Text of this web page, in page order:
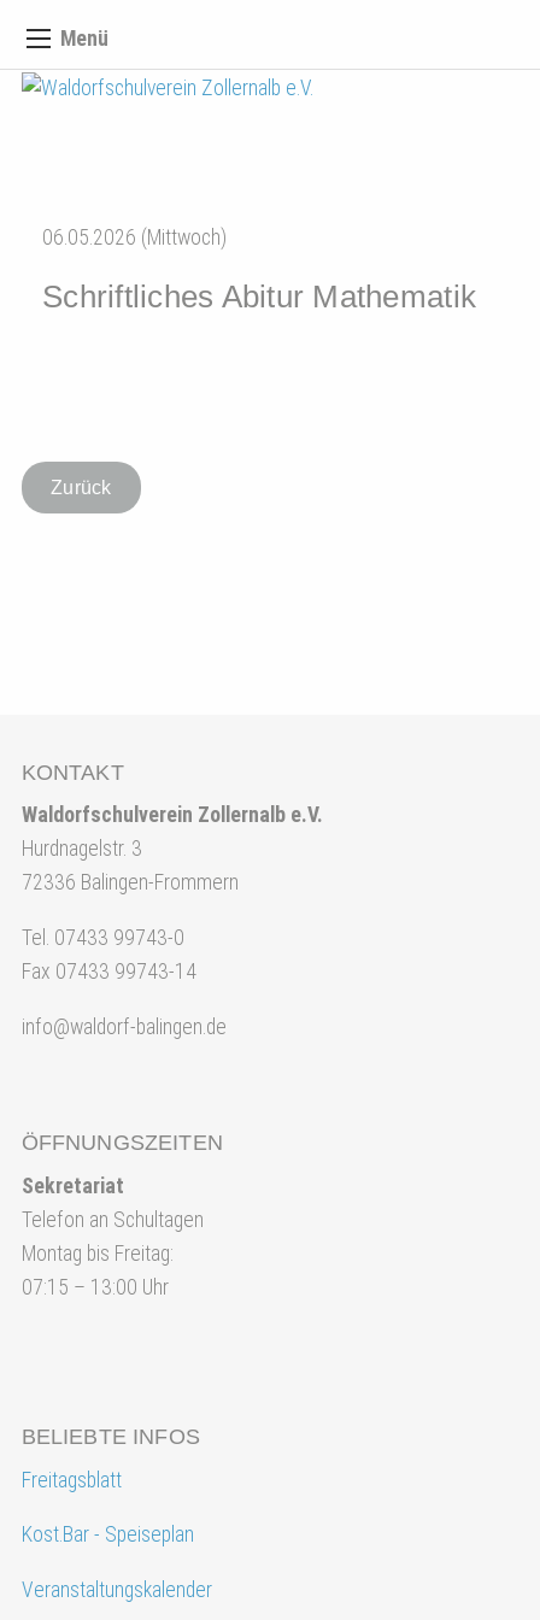
Menü
06.05.2026 (Mittwoch)
Schriftliches Abitur Mathematik
Zurück
KONTAKT
Waldorfschulverein Zollernalb e.V.
Hurdnagelstr. 3
72336 Balingen-Frommern
Tel. 07433 99743-0
Fax 07433 99743-14
info@waldorf-balingen.de
ÖFFNUNGSZEITEN
Sekretariat
Telefon an Schultagen
Montag bis Freitag:
07:15 – 13:00 Uhr
BELIEBTE INFOS
Freitagsblatt
Kost.Bar - Speiseplan
Veranstaltungskalender